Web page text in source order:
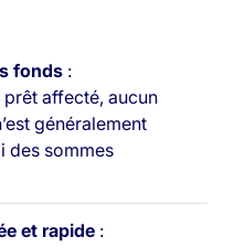
fonds :
affecté, aucun
généralement
des sommes
et rapide :